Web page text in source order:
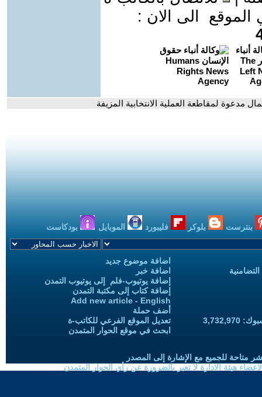
الى الان :
مدعوة لمقاطعة العملية الانتخابية المزيفة
بنترست بلوكر فليبورد الموبايل بودكاست
اضافة موضوع جديد
اضافة خبر
إضافة يوتيوب-فلم إلى يوتيوب التمدن
إضافة كتاب إلى مكتبة التمدن
Add new article - English
أضف حملة
تعديل الموقع الفرعي للكاتب-ة
ابحث في موقع الحوار المتمدن
متاحة للجميع مع الإشارة إلى المصدر
هيئة الادارة لا تعبر بالضرورة عن رأي الحوار المتمدن